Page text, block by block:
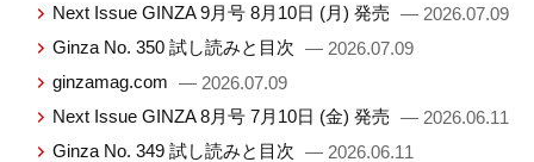
Next Issue GINZA 9月号 8月10日 (月) 発売 — 2026.07.09
Ginza No. 350 試し読みと目次 — 2026.07.09
ginzamag.com — 2026.07.09
Next Issue GINZA 8月号 7月10日 (金) 発売 — 2026.06.11
Ginza No. 349 試し読みと目次 — 2026.06.11